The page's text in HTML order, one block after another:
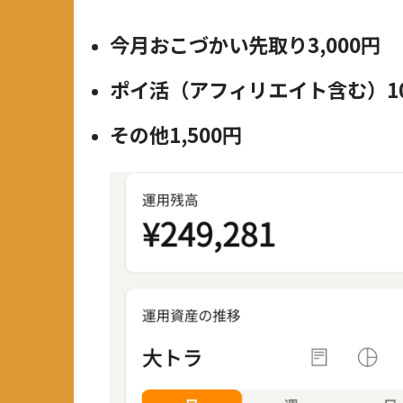
今月おこづかい先取り3,000円
ポイ活（アフィリエイト含む）
その他1,500円